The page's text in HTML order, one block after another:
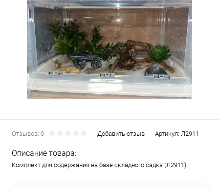
Отзывов: 0 Добавить отзыв Артикул: Л2911
Описание товара:
Комплект для содержания на базе складного садка (Л2911)